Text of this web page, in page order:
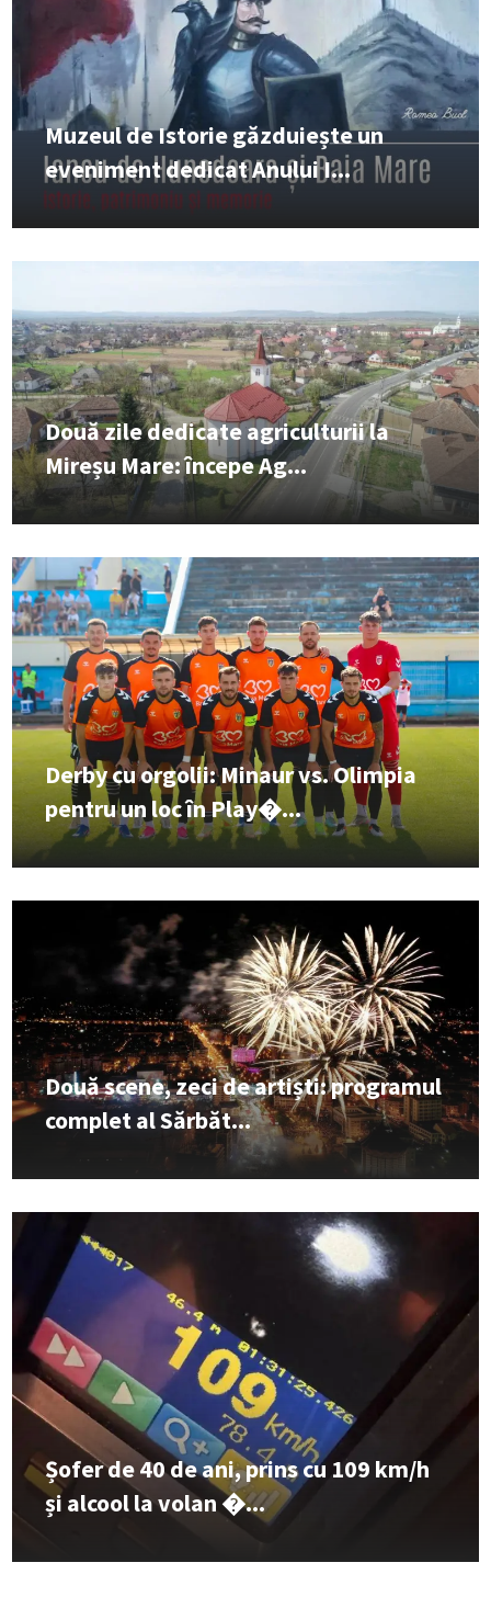
Muzeul de Istorie găzduiește un
eveniment dedicat Anului I...
Două zile dedicate agriculturii la
Mireșu Mare: începe Ag...
Derby cu orgolii: Minaur vs. Olimpia
pentru un loc în Play�...
Două scene, zeci de artiști: programul
complet al Sărbăt...
Șofer de 40 de ani, prins cu 109 km/h
și alcool la volan �...